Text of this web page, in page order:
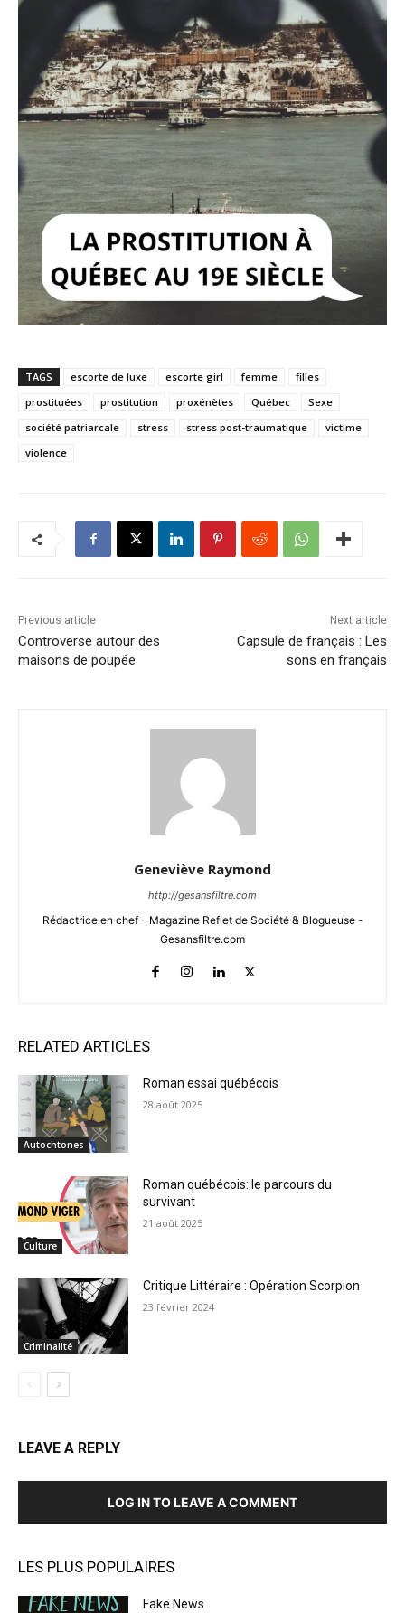
TAGS escorte de luxe escorte girl femme
filles
prostituées
prostitution proxénètes Québec
Sexe
société patriarcale
stress stress post-traumatique
victime
violence
Previous article
Controverse autour des
maisons de poupée
Next article
Capsule de français : Les
sons en français
Geneviève Raymond
http://gesansfiltre.com
Rédactrice en chef - Magazine Reflet de Société & Blogueuse -
Gesansfiltre.com
RELATED ARTICLES
Autochtones
Roman essai québécois
28 août 2025
Culture
Roman québécois: le parcours du
survivant
21 août 2025
Criminalité
Critique Littéraire : Opération Scorpion
23 février 2024
LEAVE A REPLY
LOG IN TO LEAVE A COMMENT
LES PLUS POPULAIRES
Fake News